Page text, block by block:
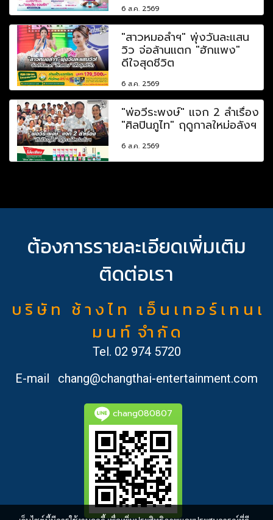
6 ส.ค. 2569
"สาวหมอลำฯ" พุ่งวันละแสน
วิว จ่อล้านแตก "ฮักแพง"
ดีใจสุดชีวิต
6 ส.ค. 2569
"พ่อวีระพงษ์" แจก 2 ลำเรื่อง
"ศิลปินภูไท" ฤดูกาลใหม่อลังฯ
6 ส.ค. 2569
ต้องการรายละเอียดเพิ่มเติม
ติดต่อเรา
บ ริ ษั ท ช้ า ง ไ ท เ อ็ น เ ท อ ร์ เ ท น เ
ม น ท์ จำ กั ด
Tel. 02 974 5720
E-mail
chang@changthai-entertainment.com
chang080807